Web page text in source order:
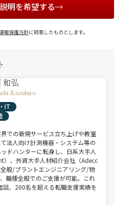
明を希望する
報保護方針に同意したものとします。
和弘
Kazuhiro
IT
での新規サービス立ち上げや教室
法人向け計測機器・システム等の
ドハンターに転身し、日系大手人
）、外資大手人材紹介会社（Adecc
般/プラントエンジニアリング/物
職種全般でのご支援が可能。これ
談、200名を超える転職支援実績を